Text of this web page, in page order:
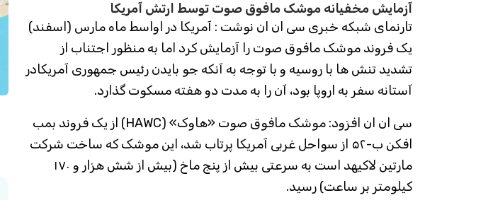
آزمایش مخفیانه موشک مافوق صوت توسط ارتش آمریکا
تارنمای شبکه خبری سی ان ان نوشت : آمریکا در اواسط ماه مارس (اسفند)
یک فروند موشک مافوق صوت را آزمایش کرد اما به منظور اجتناب از
تشدید تنش ها با روسیه و با توجه به آنکه جو بایدن رئیس جمهوری آمریکادر
آستانه سفر به اروپا بود، آن را به مدت دو هفته مسکوت گذارد.
سی ان ان افزود: موشک مافوق صوت «هاوک» (HAWC) از یک فروند بمب
افکن ب-۵۲ از سواحل غربی آمریکا پرتاب شد، این موشک که ساخت شرکت
مارتین لاکیهد است به سرعتی بیش از پنج ماخ (بیش از شش هزار و ۱۷۰
کیلومتر بر ساعت) رسید.